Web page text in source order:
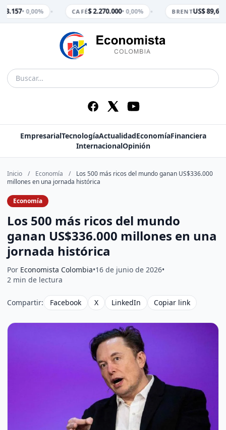
3.157• 0,00% CAFÉ$ 2.270.000• 0,00% BRENTUS$ 89,65
EmpresarialTecnologíaActualidadEconomíaFinanciera
InternacionalOpinión
Inicio / Economía /
Los 500 más ricos del mundo ganan US$336.000
millones en una jornada histórica
Economía
Los 500 más ricos del mundo
ganan US$336.000 millones en una
jornada histórica
Por Economista Colombia•16 de junio de 2026•
2 min de lectura
Compartir: Facebook X LinkedIn Copiar link